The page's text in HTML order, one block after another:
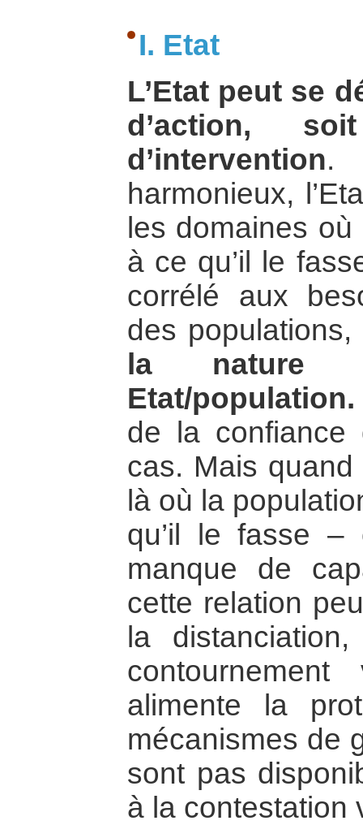
I. Etat
L’Etat peut se
d’action,
d’intervention.
harmonieux,
les domaines
à ce qu’il le
corrélé aux
des populations,
la nature
Etat/population.
de la confiance
cas. Mais quand
là où la
qu’il le fasse
manque de
cette relation
la
alimente la
mécanismes de
sont pas
à la contestation